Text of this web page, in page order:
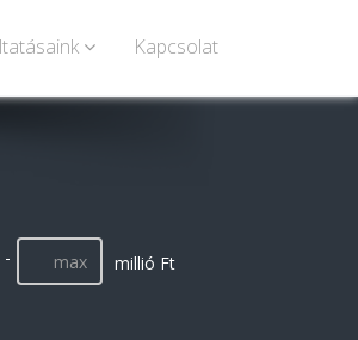
Kapcsolat
-
millió Ft